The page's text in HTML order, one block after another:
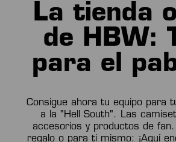
La tienda
de HBW:
para el
Consigue ahora tu equipo para
a la "Hell South". Las
accesorios y productos de
regalo o para ti mismo: ¡Aquí